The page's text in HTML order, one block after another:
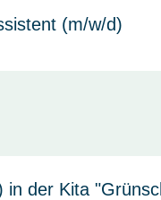
(m/w/d)
der Kita